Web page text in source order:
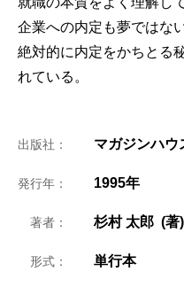
企業への内定も夢ではない
絶対的に内定をかちとる
れている。
出版社： マガジンハウ
発行年： 1995年
著者： 杉村 太郎 (著)
形式： 単行本